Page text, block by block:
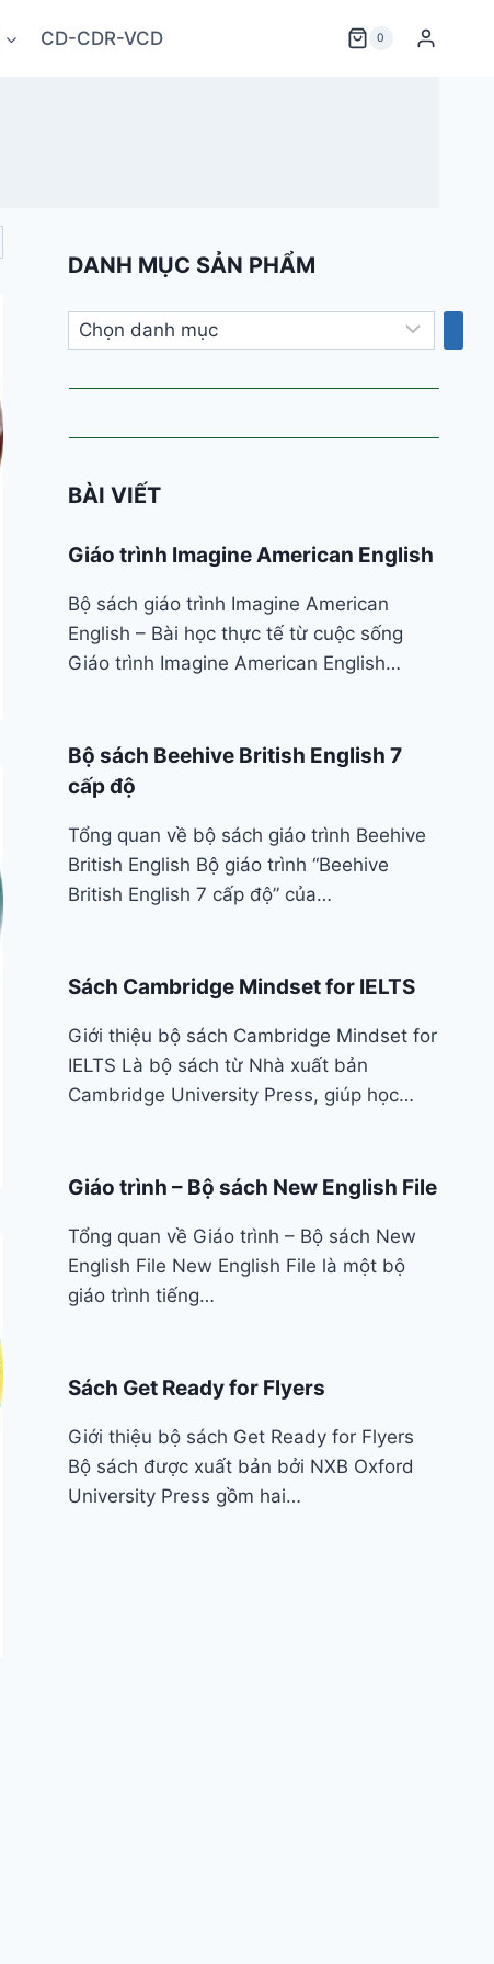
CD-CDR-VCD 0
DANH MỤC SẢN PHẨM
Chọn
danh
mục
BÀI VIẾT
Giáo trình Imagine American English
Bộ sách giáo trình Imagine American
English – Bài học thực tế từ cuộc sống
Giáo trình Imagine American English…
Bộ sách Beehive British English 7
cấp độ
Tổng quan về bộ sách giáo trình Beehive
British English Bộ giáo trình “Beehive
British English 7 cấp độ” của…
Sách Cambridge Mindset for IELTS
Giới thiệu bộ sách Cambridge Mindset for
IELTS Là bộ sách từ Nhà xuất bản
Cambridge University Press, giúp học…
Giáo trình – Bộ sách New English File
Tổng quan về Giáo trình – Bộ sách New
English File New English File là một bộ
giáo trình tiếng…
Sách Get Ready for Flyers
Giới thiệu bộ sách Get Ready for Flyers
Bộ sách được xuất bản bởi NXB Oxford
University Press gồm hai…